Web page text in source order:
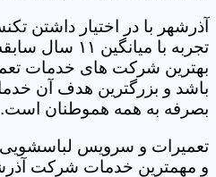
آذرشهر با در اختیار داشتن
تجربه با
بهترین شرکت های خدمات
باشد و بزرگترین هدف آن
بصرفه به همه هموطنان است.
تعمیرات و سرویس
و مهمترین خدمات شرکت